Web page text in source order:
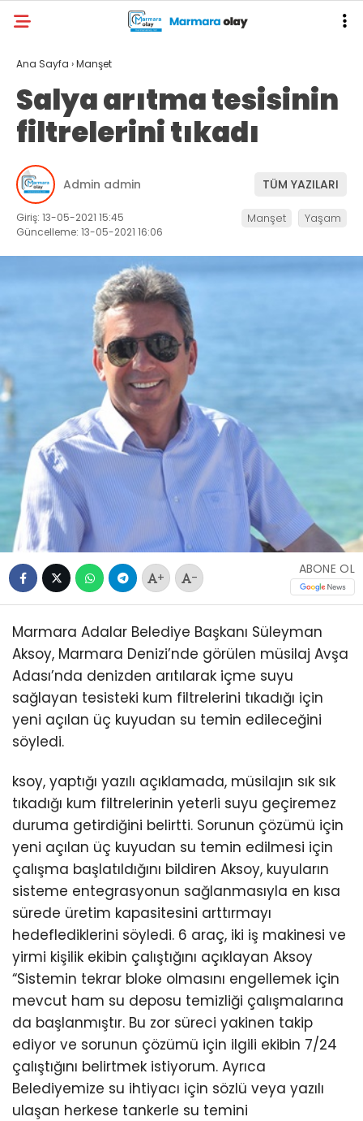
Ana Sayfa ›Manşet
Salya arıtma tesisinin
filtrelerini tıkadı
Admin admin TÜM YAZILARI
Giriş: 13-05-2021 15:45
Güncelleme: 13-05-2021 16:06
Manşet Yaşam
+ -
ABONE OL
Marmara Adalar Belediye Başkanı Süleyman
Aksoy, Marmara Denizi’nde görülen müsilaj Avşa
Adası’nda denizden arıtılarak içme suyu
sağlayan tesisteki kum filtrelerini tıkadığı için
yeni açılan üç kuyudan su temin edileceğini
söyledi.
ksoy, yaptığı yazılı açıklamada, müsilajın sık sık
tıkadığı kum filtrelerinin yeterli suyu geçiremez
duruma getirdiğini belirtti. Sorunun çözümü için
yeni açılan üç kuyudan su temin edilmesi için
çalışma başlatıldığını bildiren Aksoy, kuyuların
sisteme entegrasyonun sağlanmasıyla en kısa
sürede üretim kapasitesini arttırmayı
hedeflediklerini söyledi. 6 araç, iki iş makinesi ve
yirmi kişilik ekibin çalıştığını açıklayan Aksoy
“Sistemin tekrar bloke olmasını engellemek için
mevcut ham su deposu temizliği çalışmalarına
da başlanmıştır. Bu zor süreci yakinen takip
ediyor ve sorunun çözümü için ilgili ekibin 7/24
çalıştığını belirtmek istiyorum. Ayrıca
Belediyemize su ihtiyacı için sözlü veya yazılı
ulaşan herkese tankerle su temini